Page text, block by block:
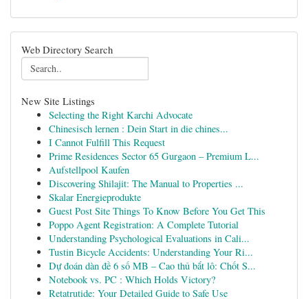
Web Directory Search
New Site Listings
Selecting the Right Karchi Advocate
Chinesisch lernen : Dein Start in die chines...
I Cannot Fulfill This Request
Prime Residences Sector 65 Gurgaon – Premium L...
Aufstellpool Kaufen
Discovering Shilajit: The Manual to Properties ...
Skalar Energieprodukte
Guest Post Site Things To Know Before You Get This
Poppo Agent Registration: A Complete Tutorial
Understanding Psychological Evaluations in Cali...
Tustin Bicycle Accidents: Understanding Your Ri...
Dự đoán dàn đề 6 số MB – Cao thủ bắt lô: Chốt S...
Notebook vs. PC : Which Holds Victory?
Retatrutide: Your Detailed Guide to Safe Use